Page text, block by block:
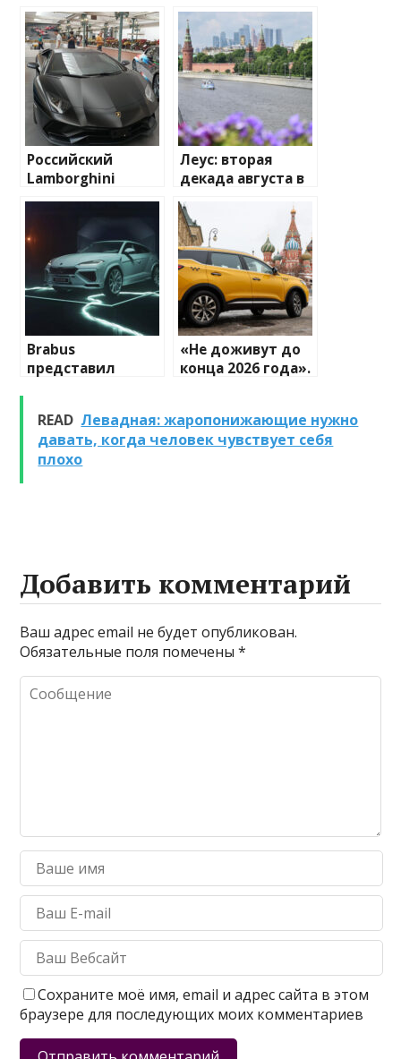
Российский
Lamborghini
Aventador
арестовали во
Франции. Теперь
он в музее
Леус: вторая
декада августа в
Москве будет
прохладнее
первой
Brabus
представил
До 100 км/ч — 3,2
«Не доживут до
конца 2026 года».
марта
READ Левадная: жаропонижающие нужно
давать, когда человек чувствует себя
плохо
Добавить комментарий
Ваш адрес email не будет опубликован.
Обязательные поля помечены*
Сохраните моё имя, email и адрес сайта в этом
браузере для последующих моих комментариев